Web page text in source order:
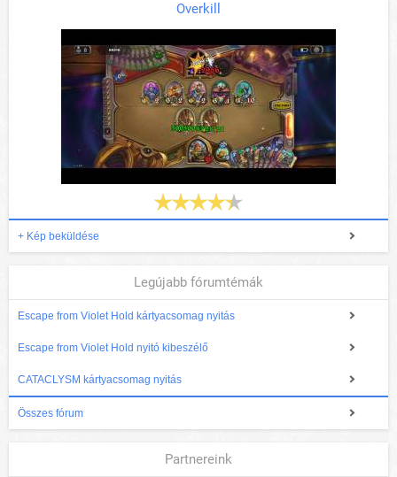
Overkill
+ Kép beküldése
Legújabb fórumtémák
Escape from Violet Hold kártyacsomag nyitás
Escape from Violet Hold nyitó kibeszélő
CATACLYSM kártyacsomag nyitás
Összes fórum
Partnereink